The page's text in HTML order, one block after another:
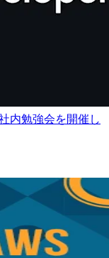
内勉強会を開催し